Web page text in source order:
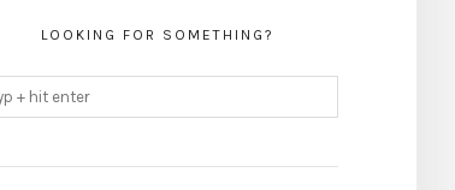
LOOKING FOR SOMETHING?